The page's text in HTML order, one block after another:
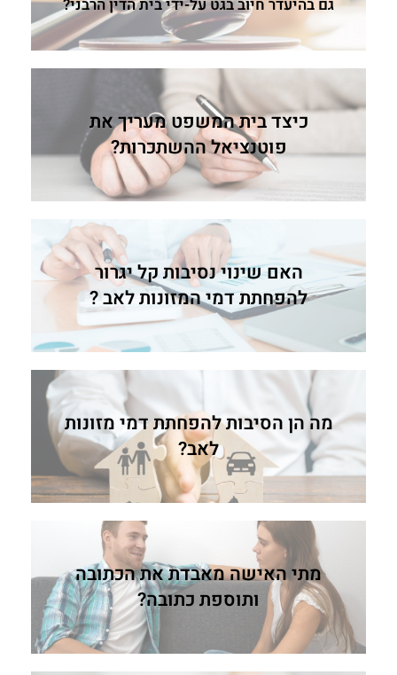
גם בהיעדר חיוב בגט על-ידי בית הדין הרבני?
כיצד בית המשפט מעריך את
פוטנציאל ההשתכרות?
האם שינוי נסיבות קל יגרור
להפחתת דמי המזונות לאב ?
מה הן הסיבות להפחתת דמי מזונות
לאב?
מתי האישה מאבדת את הכתובה
ותוספת כתובה?